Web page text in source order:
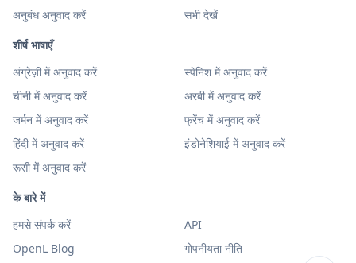
अनुबंध अनुवाद करें
सभी देखें
शीर्ष भाषाएँ
अंग्रेज़ी में अनुवाद करें
स्पेनिश में अनुवाद करें
चीनी में अनुवाद करें
अरबी में अनुवाद करें
जर्मन में अनुवाद करें
फ्रेंच में अनुवाद करें
हिंदी में अनुवाद करें
इंडोनेशियाई में अनुवाद करें
रूसी में अनुवाद करें
के बारे में
हमसे संपर्क करें
API
OpenL Blog
गोपनीयता नीति